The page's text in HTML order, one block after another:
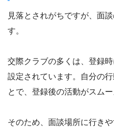
見落とされがちですが、面
す。
交際クラブの多くは、登録
設定されています。自分の
とで、登録後の活動がスムー
そのため、面談場所に行き